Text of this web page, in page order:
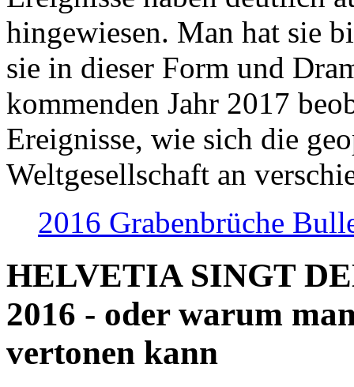
hingewiesen. Man hat sie
sie in dieser Form und
kommenden Jahr 2017
Ereignisse, wie sich die
Weltgesellschaft an
2016 Grabenbrüche
HELVETIA SINGT
2016 - oder warum
vertonen kann